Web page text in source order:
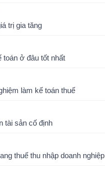
trị gia tăng
toán ở đâu tốt nhất
làm kế toán thuế
tài sản cố định
thuế thu nhập doanh nghiệp